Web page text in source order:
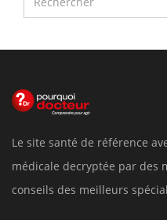
Le site santé de référence
médicale decryptée par des
conseils des meilleurs